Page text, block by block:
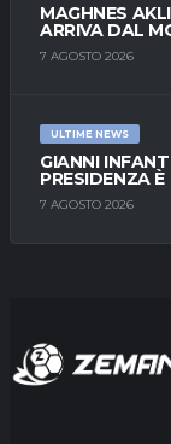
MAGHNES
ARRIVA DAL
7 AGOSTO 2026
ULTIME NEWS
GIANNI
PRESIDENZA
7 AGOSTO 2026